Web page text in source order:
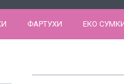
ФАРТУХИ ЕКО